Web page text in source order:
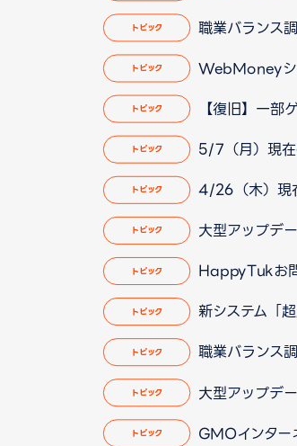
トピック 職業バランス
トピック WebMoneyシ
トピック 【復旧】一部
トピック 5/7（月）現
トピック 4/26（木）現
トピック 大型アップデ
トピック HappyTukお
トピック 新システム「
トピック 職業バランス
トピック 大型アップデ
トピック GMOインタ